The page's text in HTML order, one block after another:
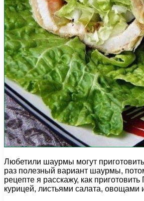
Любетили шаурмы могут
раз полезный вариант шаурмы,
рецепте я расскажу, как
курицей, листьями салата, овощами